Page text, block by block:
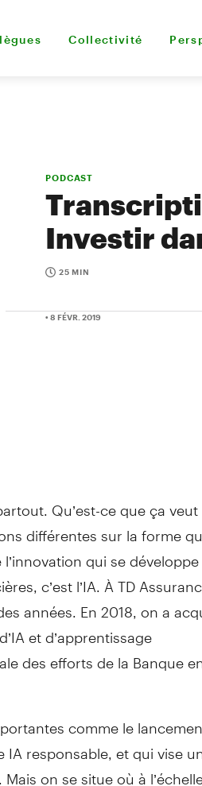
Collectivité
PODCAST
Investir
25 MIN
• 8 FÉVR. 2019
Qu’est-ce que ça veut
différentes sur la forme
qui se
c’est l’IA. À TD
années. En 2018, on a
et d’apprentissage
des efforts de la Banque
comme le
IA responsable, et qui vise
on se situe où à